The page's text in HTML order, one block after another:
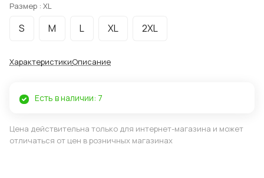
Размер : XL
S M L XL 2XL
ХарактеристикиОписание
Есть в наличии: 7
Цена действительна только для интернет-магазина и может
отличаться от цен в розничных магазинах